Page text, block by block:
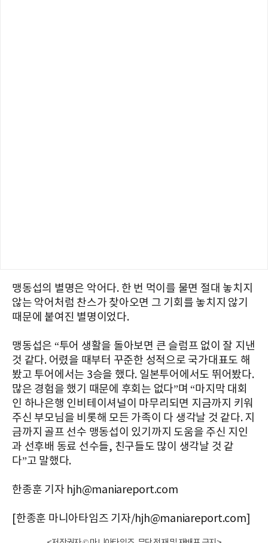
맹동섭의 별명은 악어다. 한 번 먹이를 물면 절대 놓치지
않는 악어처럼 찬스가 찾아오면 그 기회를 놓치지 않기
때문에 붙여진 별명이었다.
맹동섭은 “투어 생활을 돌아보면 큰 슬럼프 없이 잘 지낸
것 같다. 어렸을 때부터 꾸준한 성적으로 국가대표도 해
봤고 투어에서는 3승을 했다. 일본투어에서도 뛰어봤다.
많은 경험을 했기 때문에 후회는 없다”며 “마지막 대회
인 하나은행 인비테이셔널이 마무리되면 지금까지 키워
주신 부모님을 비롯해 모든 가족이 다 생각날 것 같다. 지
금까지 골프 선수 맹동섭이 있기까지 도움을 주신 지인
과 선후배 동료 선수들, 친구들도 많이 생각날 것 같
다”고 말했다.
한종훈 기자 hjh@maniareport.com
[한종훈 마니아타임즈 기자/hjh@maniareport.com]